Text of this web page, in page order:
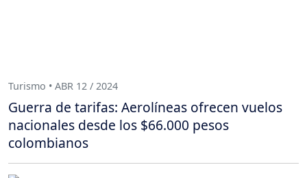
Turismo • ABR 12 / 2024
Guerra de tarifas: Aerolíneas ofrecen vuelos
nacionales desde los $66.000 pesos
colombianos